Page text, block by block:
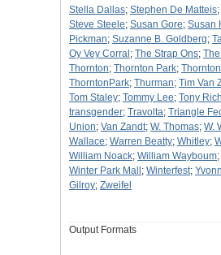
Stella Dallas; Stephen De Matteis;
Steve Steele; Susan Gore; Susan
Pickman; Suzanne B. Goldberg;
Oy Vey Corral ; The Strap Ons;
Thornton; Thornton Park;
ThorntonPark; Thurman; Tim Van
Tom Staley; Tommy Lee; Tony
transgender; Travolta; Triangle
Union; Van Zandt; W. Thomas; W.
Wallace; Warren Beatty; Whitley;
William Noack; William Wayboum;
Winter Park Mall ; Winterfest;
Gilroy; Zweifel
Output Formats